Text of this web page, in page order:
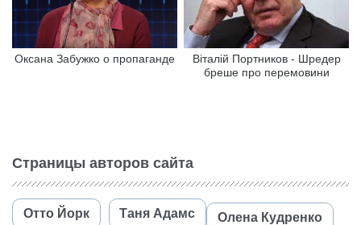
Оксана Забужко о пропаганде
Віталій Портников - Шредер
бреше про перемовини
Страницы авторов сайта
Отто Йорк Таня Адамс Олена Кудренко